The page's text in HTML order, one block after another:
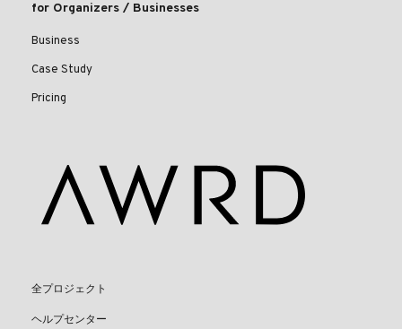
for Organizers / Businesses
Business
Case Study
Pricing
全プロジェクト
ヘルプセンター